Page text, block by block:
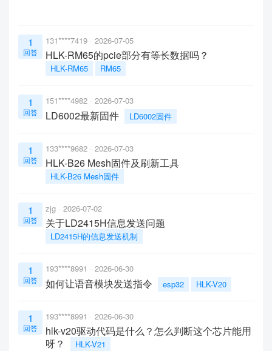
1
回答
131****7419 2026-07-05
HLK-RM65的pcie部分有等长数据吗？
HLK-RM65 RM65
1
回答
151****4982 2026-07-03
LD6002最新固件 LD6002固件
1
回答
133****9682 2026-07-03
HLK-B26 Mesh固件及刷新工具
HLK-B26 Mesh固件
1
回答
zjg 2026-07-02
关于LD2415H信息发送问题
LD2415H的信息发送机制
1
回答
193****8991 2026-06-30
如何让语音模块发送指令 esp32 HLK-V20
1
回答
193****8991 2026-06-30
hlk-v20驱动代码是什么？怎么判断这个芯片能用
呀？
HLK-V21